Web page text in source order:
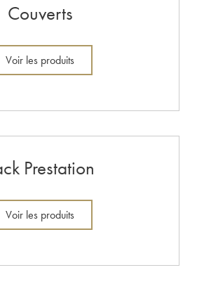
Couverts
Voir les produits
Prestation
Voir les produits